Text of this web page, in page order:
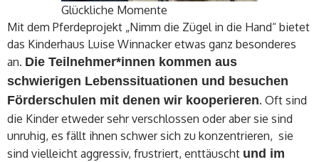
Glückliche Momente
Mit dem Pferdeprojekt „Nimm die Zügel in die Hand“ bietet
das Kinderhaus Luise Winnacker etwas ganz besonderes
an. Die Teilnehmer*innen kommen aus
schwierigen Lebenssituationen und besuchen
Förderschulen mit denen wir kooperieren. Oft sind
die Kinder etweder sehr verschlossen oder aber sie sind
unruhig, es fällt ihnen schwer sich zu konzentrieren, sie
sind vielleicht aggressiv, frustriert, enttäuscht und im